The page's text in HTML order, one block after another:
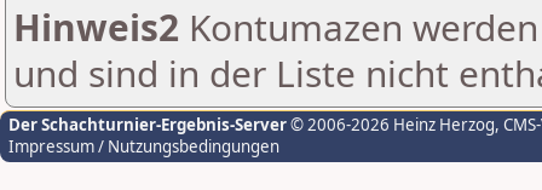
Hinweis2 Kontumazen
und sind in der Liste nicht
Der Schachturnier-Ergebnis-Server© 2006-2026 Heinz Herzog,
Impressum / Nutzungsbedingungen